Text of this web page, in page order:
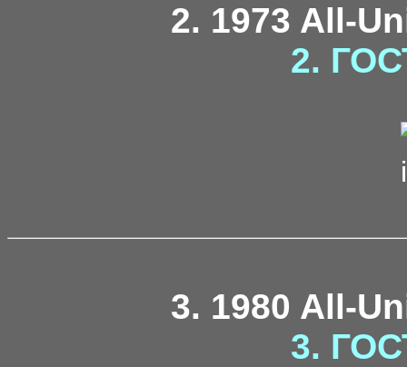
2. 1973 All-
2.
3. 1980 All-
3.